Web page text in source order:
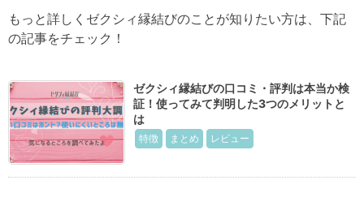
もっと詳しくゼクシィ縁結びのことが知りたい方は、下記
の記事をチェック！
ゼクシィ縁結びの口コミ・評判は本当か検
証！使ってみて判明した3つのメリットと
は
特徴 まとめ レビュー